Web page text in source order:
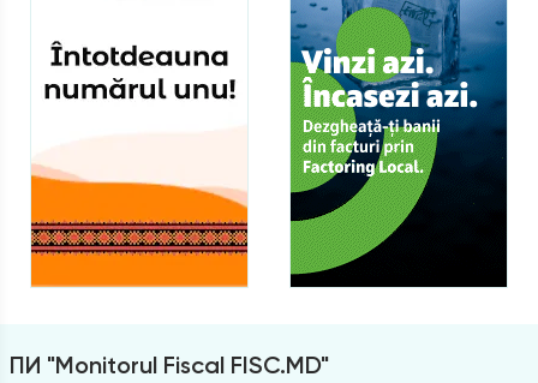
ПИ "Monitorul Fiscal FISC.MD"